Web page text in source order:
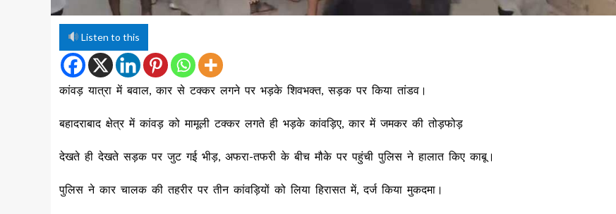
Listen to this
कांवड़ यात्रा में बवाल, कार से टक्कर लगने पर भड़के शिवभक्त, सड़क पर किया तांडव।
बहादराबाद क्षेत्र में कांवड़ को मामूली टक्कर लगते ही भड़के कांवड़िए, कार में जमकर की तोड़फोड़
देखते ही देखते सड़क पर जुट गई भीड़, अफरा-तफरी के बीच मौके पर पहुंची पुलिस ने हालात किए काबू।
पुलिस ने कार चालक की तहरीर पर तीन कांवड़ियों को लिया हिरासत में, दर्ज किया मुकदमा।